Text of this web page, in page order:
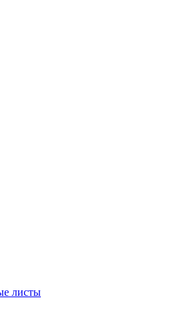
листы